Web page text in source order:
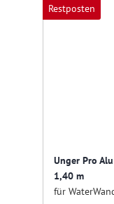
Restposten
Unger Pro
1,40 m
für